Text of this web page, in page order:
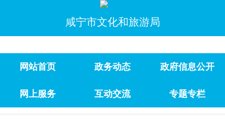
咸宁市文化和旅游局
网站首页 政务动态 政府信息公开
网上服务 互动交流 专题专栏